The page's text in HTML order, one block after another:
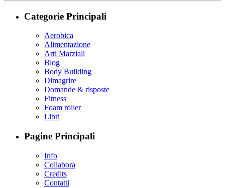
Categorie Principali
Aerobica
Alimentazione
Arti Marziali
Blog
Body Building
Dimagrire
Domande & risposte
Fitness
Foam roller
Libri
Pagine Principali
Info
Collabora
Credits
Contatti